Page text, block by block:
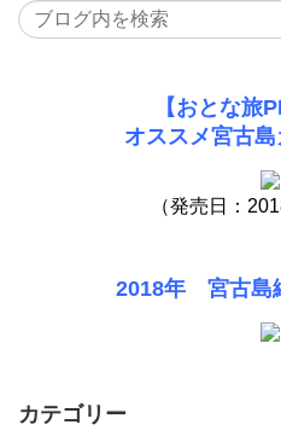
【おとな旅
オススメ宮古
（発売日：
2018年 宮古島
カテゴリー